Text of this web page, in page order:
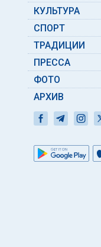
КУЛЬТУРА
СПОРТ
ТРАДИЦИИ
ПРЕССА
ФОТО
АРХИВ